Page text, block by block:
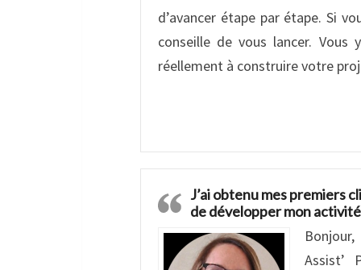
d’avancer étape par étape. Si
conseille de vous lancer.
réellement à construire votre
J’ai obtenu mes premiers
de développer mon
Assist’